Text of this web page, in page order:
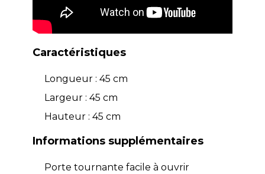
Caractéristiques
Longueur : 45 cm
Largeur : 45 cm
Hauteur : 45 cm
Informations supplémentaires
Porte tournante facile à ouvrir